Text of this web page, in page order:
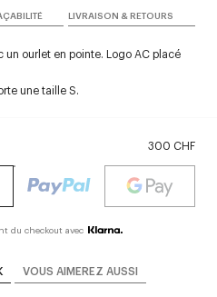
300 CHF
du checkout avec
LIVRAISON & RETOURS
ourlet en pointe. Logo AC placé
une taille S.
VOUS AIMEREZ AUSSI